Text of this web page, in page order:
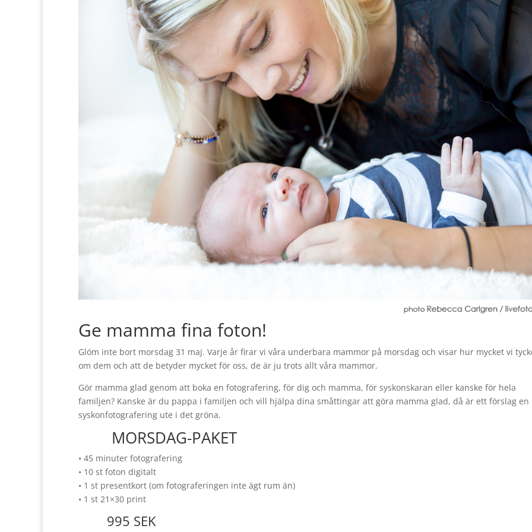
Ge mamma fina foton!
Glöm inte bort morsdag 31 maj. Varje år firar vi våra underbara mammor på morsdag och visar hur mycket vi
om dem och att de betyder mycket för oss, de är ju trots allt våra mammor.
Gör mamma glad genom att boka en fotografering, för dig och mamma, för syskonskaran eller kanske för hela
familjen? Kanske är du pappa i familjen och vill hjälpa dina småttingar att göra mamma glad, då är ett förslag en
syskonfotografering ute i det gröna.
MORSDAG-PAKET
• 45 minuter fotografering
• 10 st foton digitalt
• 1 st presentkort (om fotograferingen inte ägt rum än)
• 1 st 21×30 print
995 SEK